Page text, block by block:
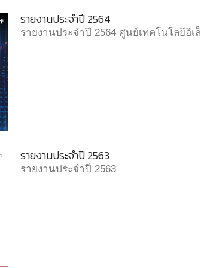
รายงานประจำปี 2564
รายงานประจำปี 2564 ศูนย์เทคโนโลยีอิ
รายงานประจำปี 2563
รายงานประจำปี 2563